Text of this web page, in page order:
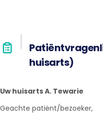
huisarts)
Uw huisarts A. Tewarie
Geachte patiënt/bezoeker,